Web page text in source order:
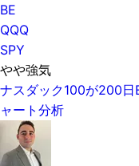
BE
QQQ
SPY
やや強気
ナスダック100が200
ャート分析